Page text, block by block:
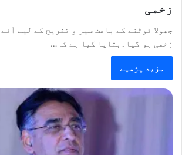
زخمی
زخمی ہو گیا۔بتایا گیا ہے کہ…
مزید پڑھیے